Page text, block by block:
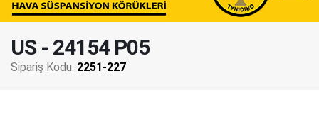
US - 24154 P05
Sipariş Kodu: 2251-227